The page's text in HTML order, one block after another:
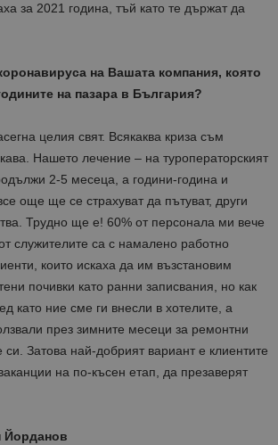
за 2021 година, тъй като те държат да
на Вашата компания, която
на пазара в България?
целия свят. Всякаква криза съм
Нашето лечение – на туроператорският
2-5 месеца, а години-година и
още ще се страхуват да пътуват, други
Трудно ще е! 60% от персонала ми вече
служителите са с намалено работно
които искаха да им възстановим
почивки като ранни записвания, но как
като ние сме ги внесли в хотелите, а
през зимните месеци за ремонтни
си. Затова най-добрият вариант е клиентите
на по-късен етап, да презаверят
Йорданов